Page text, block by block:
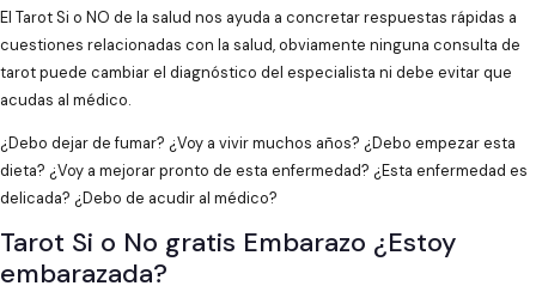
El Tarot Si o NO de la salud nos ayuda a concretar respuestas rápidas a
cuestiones relacionadas con la salud, obviamente ninguna consulta de
tarot puede cambiar el diagnóstico del especialista ni debe evitar que
acudas al médico.
¿Debo dejar de fumar? ¿Voy a vivir muchos años? ¿Debo empezar esta
dieta? ¿Voy a mejorar pronto de esta enfermedad? ¿Esta enfermedad es
delicada? ¿Debo de acudir al médico?
Tarot Si o No gratis Embarazo ¿Estoy
embarazada?